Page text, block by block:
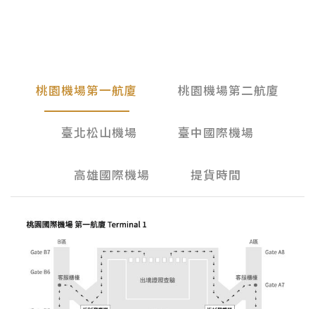
桃園機場第一航廈 桃園機場第二航廈
臺北松山機場 臺中國際機場
高雄國際機場 提貨時間